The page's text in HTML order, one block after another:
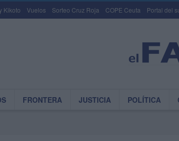
Kikoto Vuelos Sorteo Cruz Roja COPE Ceuta Portal del
FRONTERA JUSTICIA POLÍTICA